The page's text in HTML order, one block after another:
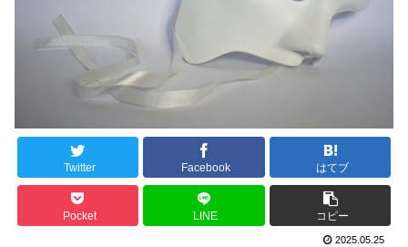
Twitter Facebook はてブ
Pocket LINE コピー
2025.05.25